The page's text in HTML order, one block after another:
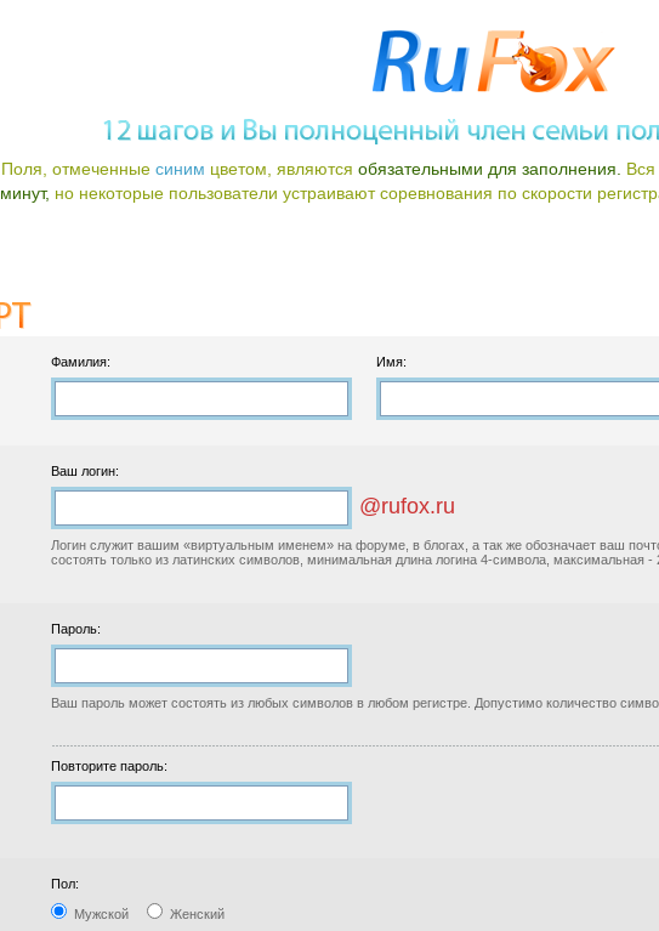
Поля, отмеченные синим цветом, являются обязательными для заполнения. Вся
минут, но некоторые пользователи устраивают соревнования по скорости
Фамилия: Имя:
Ваш логин:
@rufox.ru
Логин служит вашим «виртуальным именем» на форуме, в блогах, а так же обозначает ваш
состоять только из латинских символов, минимальная длина логина 4-символа, максимальная -
Пароль:
Ваш пароль может состоять из любых символов в любом регистре. Допустимо количество
Повторите пароль:
Пол:
Мужской Женский